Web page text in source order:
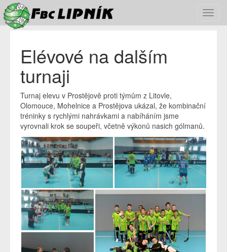
Elévové na dalším
turnaji
Turnaj elevu v Prostějově proti týmům z Litovle,
Olomouce, Mohelnice a Prostějova ukázal, že kombinační
tréninky s rychlými nahrávkami a nabíháním jsme
vyrovnali krok se soupeři, včetně výkonů nasich gólmanů.